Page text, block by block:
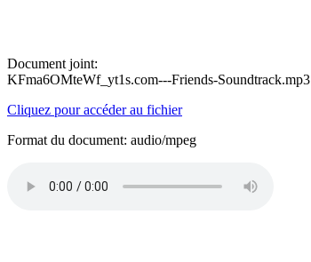
Document joint:
KFma6OMteWf_yt1s.com---Friends-Soundtrack.mp3
Cliquez pour accéder au fichier
Format du document: audio/mpeg